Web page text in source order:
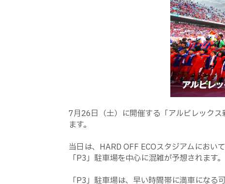
7月26日（土）に開催する「アルビレック
ます。
当日は、 HARD OFF ECOスタジアムにおい
「P3」駐車場を中心に混雑が予想されます。
「P3」駐車場は、早い時間帯に満車になる